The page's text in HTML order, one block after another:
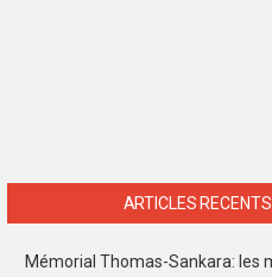
ARTICLES RECENTS
Mémorial Thomas-Sankara: les